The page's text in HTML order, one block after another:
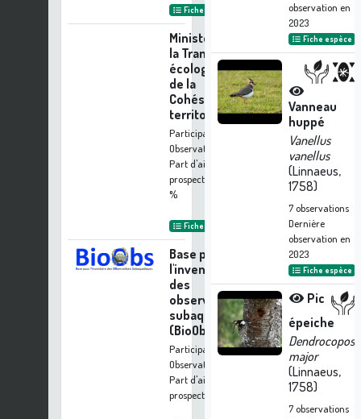
Fiche organisme
Ministère de
la Transition
écologique et
de la
Cohésion des
territoires
Participation à 8
Observations
Part d'aide à la
prospection :
%
Fiche organisme
Base pour
l'inventaire
des
observations
subaquatiques
(BioObs)
Participation à 8
Observations
Part d'aide à la
prospection :
observation en
2023
Fiche espèce
Vanneau
huppé
Vanellus
vanellus
(Linnaeus,
1758)
7observations
Dernière
observation en
2023
Fiche espèce
Pic
épeiche
Dendrocopos
major
(Linnaeus,
1758)
7observations